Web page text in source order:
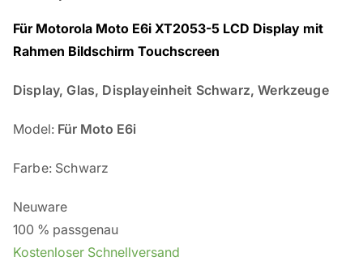
Für Motorola Moto E6i XT2053-5 LCD Display mit
Rahmen Bildschirm Touchscreen
Display, Glas, Displayeinheit Schwarz, Werkzeuge
Model: Für Moto E6i
Farbe: Schwarz
Neuware
100 % passgenau
Kostenloser Schnellversand